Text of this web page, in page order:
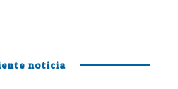
noticia